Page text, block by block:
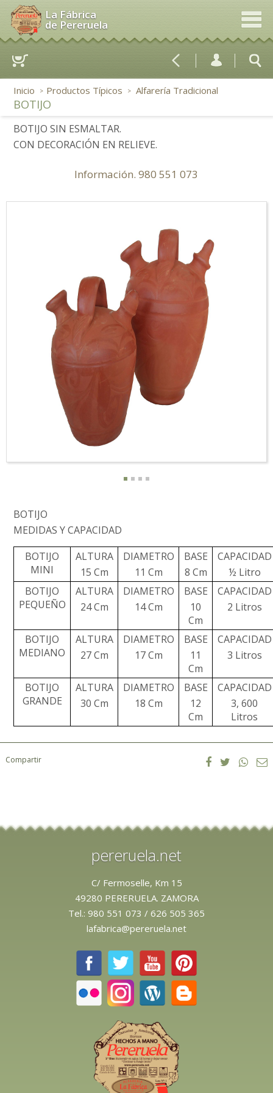
La Fábrica
de Pereruela
Inicio > Productos Típicos > Alfarería Tradicional
BOTIJO
BOTIJO SIN ESMALTAR.
CON DECORACIÓN EN RELIEVE.
Información.980 551 073
BOTIJO
MEDIDAS Y CAPACIDAD
BOTIJO
MINI
ALTURA
15 Cm
DIAMETRO
11 Cm
BASE
8 Cm
CAPACIDAD
½ Litro
BOTIJO
PEQUEÑO
ALTURA
24 Cm
DIAMETRO
14 Cm
BASE
10
Cm
CAPACIDAD
2 Litros
BOTIJO
MEDIANO
ALTURA
27 Cm
DIAMETRO
17 Cm
BASE
11
Cm
CAPACIDAD
3 Litros
BOTIJO
GRANDE
ALTURA
30 Cm
DIAMETRO
18 Cm
BASE
12
Cm
CAPACIDAD
3, 600
Litros
Compartir
pereruela.net
C/ Fermoselle, Km 15
49280 PERERUELA. ZAMORA
Tel.: 980 551 073 / 626 505 365
lafabrica@pereruela.net